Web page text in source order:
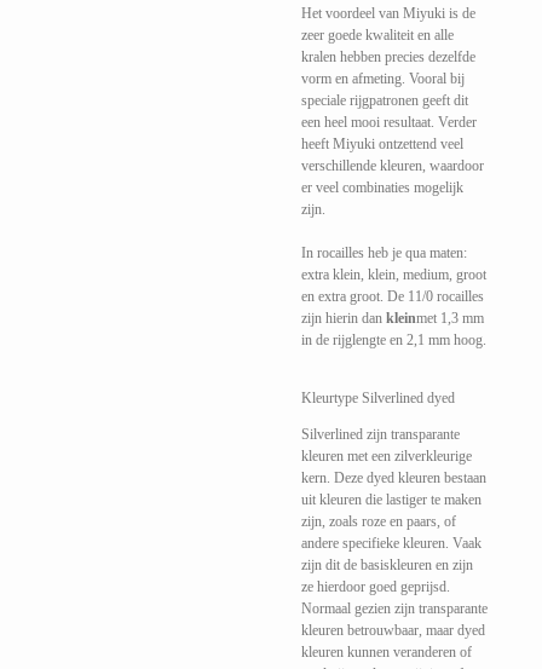
Het voordeel van Miyuki is de
zeer goede kwaliteit en alle
kralen hebben precies dezelfde
vorm en afmeting. Vooral bij
speciale rijgpatronen geeft dit
een heel mooi resultaat. Verder
heeft Miyuki ontzettend veel
verschillende kleuren, waardoor
er veel combinaties mogelijk
zijn.
In rocailles heb je qua maten:
extra klein, klein, medium, groot
en extra groot. De 11/0 rocailles
zijn hierin dan kleinmet 1,3 mm
in de rijglengte en 2,1 mm hoog.
Kleurtype Silverlined dyed
Silverlined zijn transparante
kleuren met een zilverkleurige
kern. Deze dyed kleuren bestaan
uit kleuren die lastiger te maken
zijn, zoals roze en paars, of
andere specifieke kleuren. Vaak
zijn dit de basiskleuren en zijn
ze hierdoor goed geprijsd.
Normaal gezien zijn transparante
kleuren betrouwbaar, maar dyed
kleuren kunnen veranderen of